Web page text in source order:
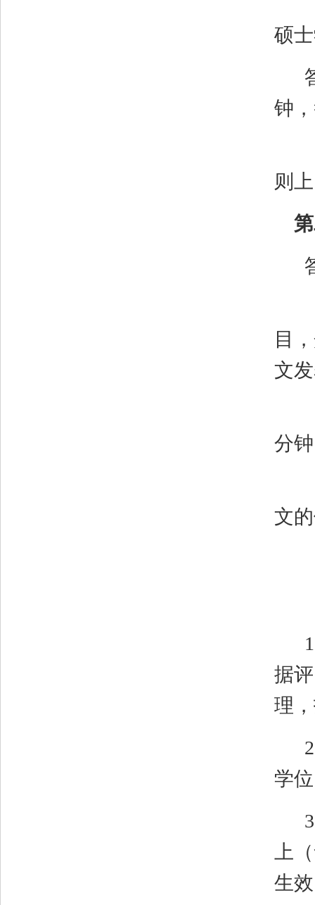
硕
钟
则
第
目
文
分
文
据
理
学
上
生